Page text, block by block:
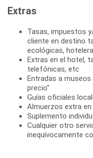
Extras
Tasas, impuestos
cliente en destino
ecológicas,
Extras en el hotel,
telefónicas, etc
Entradas a
precio"
Guías oficiales
Almuerzos extra
Suplemento
Cualquier otro
inequívocamente